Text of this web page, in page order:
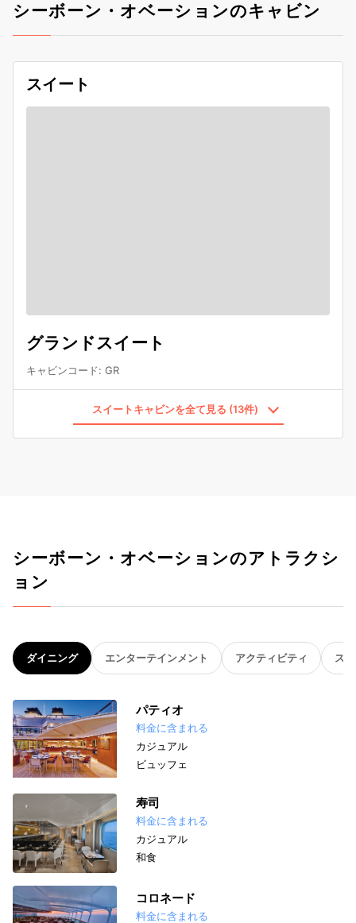
シーボーン・オベーションのキャビン
スイート
グランドスイート
キャビンコード: GR
スイートキャビンを全て見る (13件)
シーボーン・オベーションのアトラクシ
ョン
ダイニング エンターテインメント アクティビティ ス
パティオ
料金に含まれる
カジュアル
ビュッフェ
寿司
料金に含まれる
カジュアル
和食
コロネード
料金に含まれる